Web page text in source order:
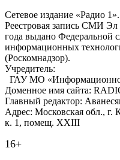
Сетевое издание «Радио 1».
Реестровая запись СМИ
года выдано Федеральной
информационных
(Роскомнадзор).
Учредитель:
ГАУ МО
Доменное имя сайта:
Главный редактор:
Адрес: Московская обл., г.
к. 1, помещ. XXIII
16+